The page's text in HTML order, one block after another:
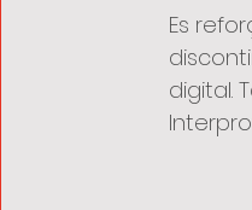
Es
digital.